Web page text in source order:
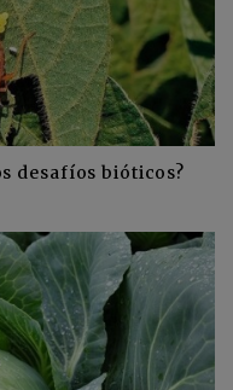
desafíos bióticos?